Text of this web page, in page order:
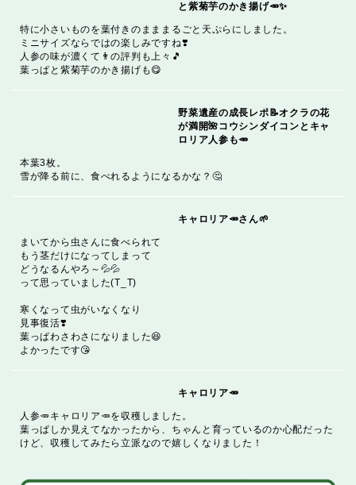
と紫菊芋のかき揚げ🥕✨
特に小さいものを葉付きのまままるごと天ぷらにしました。
ミニサイズならではの楽しみですね❣️
人参の味が濃くて👨の評判も上々🎵
葉っぱと紫菊芋のかき揚げも😋
野菜遺産の成長レポ📝️オクラの花
が満開🌺コウシンダイコンとキャ
ロリア人参も🥕
本葉3枚。
雪が降る前に、食べれるようになるかな？🤔️
キャロリア🥕さん🌱
まいてから虫さんに食べられて
もう茎だけになってしまって
どうなるんやろ～💦💦
って思っていました(T_T)
寒くなって虫がいなくなり
見事復活❣️
葉っぱわさわさになりました😆
よかったです😘
キャロリア🥕
人参🥕キャロリア🥕を収穫しました。
葉っぱしか見えてなかったから、ちゃんと育っているのか心配だった
けど、収穫してみたら立派なので嬉しくなりました！